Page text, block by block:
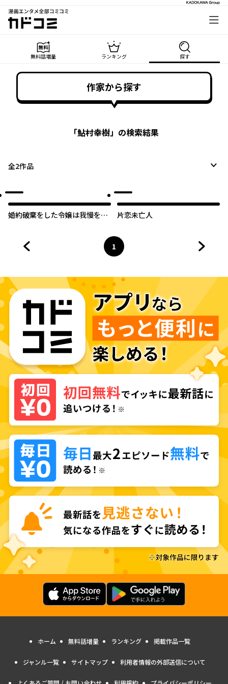
漫画エンタメ全部コミコミ
カドコミ
無料話増量 ランキング 探す
作家から探す
「鮎村幸樹」の検索結果
全2作品
婚約破棄をした令嬢は我慢を止
片恋未亡人
ページ
1
へ
ホーム 無料話増量 ランキング 掲載作品一覧
ジャンル一覧 サイトマップ 利用者情報の外部送信について